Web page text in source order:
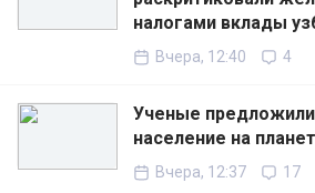
налогами вклады
Вчера, 12:40 4
Ученые предложили
население на
Вчера, 12:37 17